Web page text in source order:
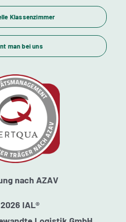
Klassenzimmer
man bei uns
nach AZAV
IAL®